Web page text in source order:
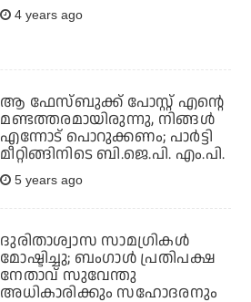
4 years ago
ആ ഫേസ്ബുക്ക് പോസ്റ്റ് എന്റെ
മണ്ടത്തരമായിരുന്നു, നിങ്ങള്‍
എന്നോട് പൊറുക്കണം; പാര്‍ട്ടി
മീറ്റിങ്ങിനിടെ ബി.ജെ.പി. എം.പി.
5 years ago
ദുരിതാശ്വാസ സാമഗ്രികള്‍
മോഷ്ടിച്ചു; ബംഗാള്‍ പ്രതിപക്ഷ
നേതാവ് സുവേന്തു
അധികാരിക്കും സഹോദരനും